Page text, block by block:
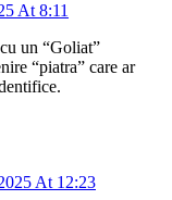
At 8:11
un “Goliat”
“piatra” care ar
At 12:23